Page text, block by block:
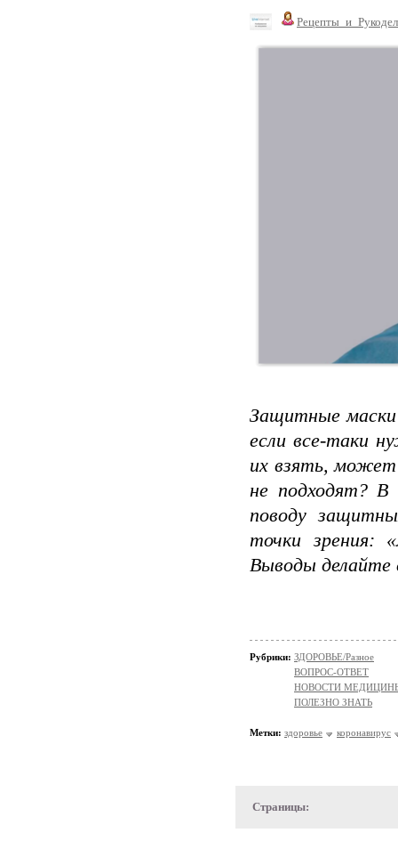
Защитные
если все-таки
их взять, может
не подходят? В
поводу
точки зрения:
Выводы делайте
Рубрики: ЗДОРОВЬЕ/Разное
ВОПРОС-ОТВЕТ
НОВОСТИ
ПОЛЕЗНО ЗНАТЬ
Метки: здоровье коронавирус
Страницы: